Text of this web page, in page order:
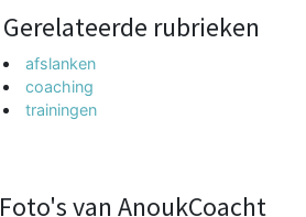
Gerelateerde rubrieken
afslanken
coaching
trainingen
Foto's van AnoukCoacht